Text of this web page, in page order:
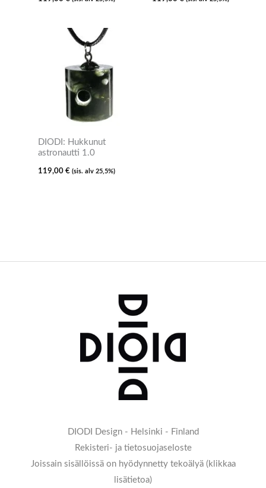
DIODI: Hukkunut
astronautti 1.0
119,00 € (sis. alv 25,5%)
DIODI Design - Helsinki - Finland
Rekisteri- ja tietosuojaseloste
Joissain sisällöissä on hyödynnetty tekoälyä (klikkaa
lisätietoa)